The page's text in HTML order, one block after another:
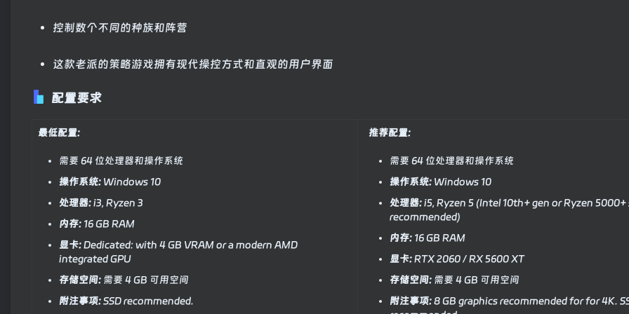
控制数个不同的种族和阵营
这款老派的策略游戏拥有现代操控方式和直观的用户界面
配置要求
最低配置:
需要 64 位处理器和操作系统
操作系统: Windows 10
处理器:i3, Ryzen 3
内存: 16 GB RAM
显卡:Dedicated: with 4 GB VRAM or a modern AMD
integrated GPU
存储空间: 需要 4 GB 可用空间
附注事项: SSD recommended.
推荐配置:
需要 64 位处理器和操作系统
操作系统: Windows 10
处理器:i5, Ryzen 5 (Intel 10th+ gen or Ryzen 5000+
recommended)
内存: 16 GB RAM
显卡:RTX 2060 / RX 5600 XT
存储空间: 需要 4 GB 可用空间
附注事项:8 GB graphics recommended for for 4K.